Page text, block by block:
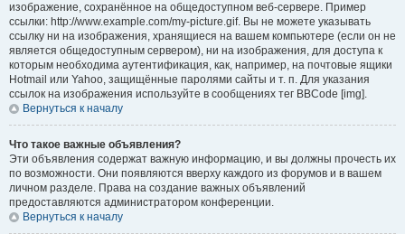
изображение, сохранённое на общедоступном веб-сервере. Пример
ссылки: http://www.example.com/my-picture.gif. Вы не можете указывать
ссылку ни на изображения, хранящиеся на вашем компьютере (если он не
является общедоступным сервером), ни на изображения, для доступа к
которым необходима аутентификация, как, например, на почтовые ящики
Hotmail или Yahoo, защищённые паролями сайты и т. п. Для указания
ссылок на изображения используйте в сообщениях тег BBCode [img].
Вернуться к началу
Что такое важные объявления?
Эти объявления содержат важную информацию, и вы должны прочесть их
по возможности. Они появляются вверху каждого из форумов и в вашем
личном разделе. Права на создание важных объявлений
предоставляются администратором конференции.
Вернуться к началу